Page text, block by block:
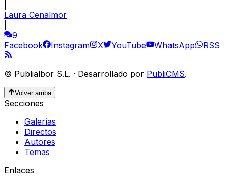
Laura Cenalmor
9
Facebook
Instagram X YouTube WhatsApp RSS
© Publialbor S.L. · Desarrollado por PubliCMS.
Volver arriba
Secciones
Galerías
Directos
Autores
Temas
Enlaces